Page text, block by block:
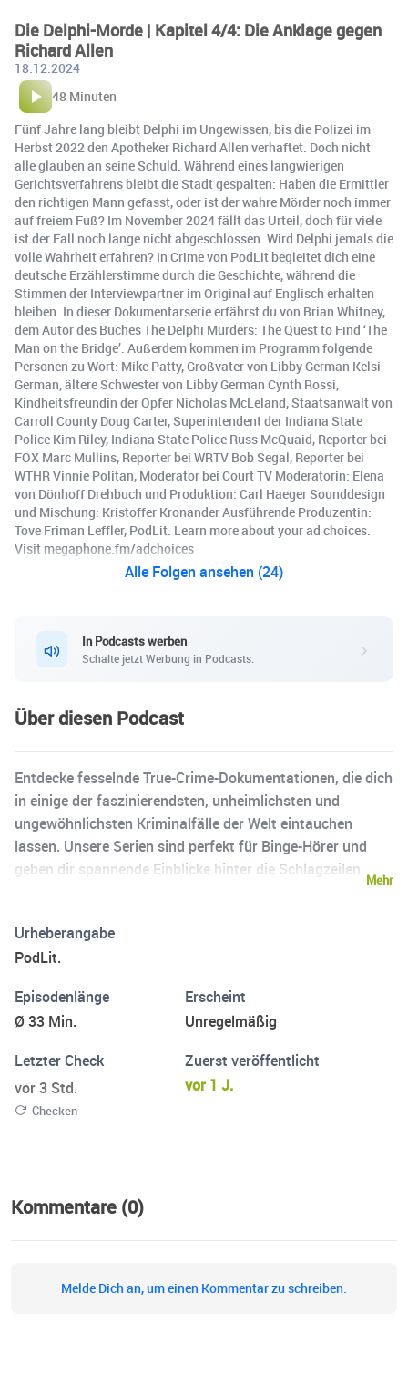
Die Delphi-Morde | Kapitel 4/4: Die Anklage gegen
Richard Allen
18.12.2024
48 Minuten
Fünf Jahre lang bleibt Delphi im Ungewissen, bis die Polizei im
Herbst 2022 den Apotheker Richard Allen verhaftet. Doch nicht
alle glauben an seine Schuld. Während eines langwierigen
Gerichtsverfahrens bleibt die Stadt gespalten: Haben die Ermittler
den richtigen Mann gefasst, oder ist der wahre Mörder noch immer
auf freiem Fuß? Im November 2024 fällt das Urteil, doch für viele
ist der Fall noch lange nicht abgeschlossen. Wird Delphi jemals die
volle Wahrheit erfahren? In Crime von PodLit begleitet dich eine
deutsche Erzählerstimme durch die Geschichte, während die
Stimmen der Interviewpartner im Original auf Englisch erhalten
bleiben. In dieser Dokumentarserie erfährst du von Brian Whitney,
dem Autor des Buches The Delphi Murders: The Quest to Find ‘The
Man on the Bridge’. Außerdem kommen im Programm folgende
Personen zu Wort: Mike Patty, Großvater von Libby German Kelsi
German, ältere Schwester von Libby German Cynth Rossi,
Kindheitsfreundin der Opfer Nicholas McLeland, Staatsanwalt von
Carroll County Doug Carter, Superintendent der Indiana State
Police Kim Riley, Indiana State Police Russ McQuaid, Reporter bei
FOX Marc Mullins, Reporter bei WRTV Bob Segal, Reporter bei
WTHR Vinnie Politan, Moderator bei Court TV Moderatorin: Elena
von Dönhoff Drehbuch und Produktion: Carl Haeger Sounddesign
und Mischung: Kristoffer Kronander Ausführende Produzentin:
Tove Friman Leffler, PodLit. Learn more about your ad choices.
Visit megaphone.fm/adchoices
Alle Folgen ansehen (24)
In Podcasts werben
Schalte jetzt Werbung in Podcasts.
Über diesen Podcast
Entdecke fesselnde True-Crime-Dokumentationen, die dich
in einige der faszinierendsten, unheimlichsten und
ungewöhnlichsten Kriminalfälle der Welt eintauchen
lassen. Unsere Serien sind perfekt für Binge-Hörer und
geben dir spannende Einblicke hinter die Schlagzeilen.
Geschichten von Betroffenen und Tätern und untersuchen
die weitreichenden Folgen der Verbrechen. In Crime von
Geschichten, während die Stimmen der Interviewpartner
im Original auf Englisch erhalten bleiben. Bei PodLit
arbeiten preisgekrönte und erfahrene Produzenten, die
wissen, wie man packende und unvergessliche
Geschichten erzählt – Geschichten, die berühren und
lange im Gedächtnis bleiben.
Mehr
Urheberangabe
PodLit.
Episodenlänge
Ø 33 Min.
Erscheint
Unregelmäßig
Letzter Check
vor 3 Std.
Checken
Zuerst veröffentlicht
vor 1 J.
Kommentare (0)
Melde Dich an, um einen Kommentar zu schreiben.